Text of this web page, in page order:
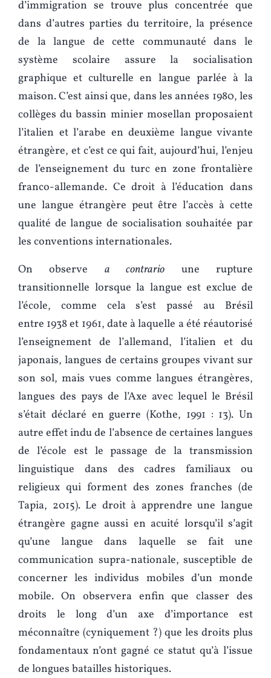
d’immigration se trouve plus concentrée que
dans d’autres parties du territoire, la présence
de la langue de cette communauté dans le
système scolaire assure la socialisation
graphique et culturelle en langue parlée à la
maison. C’est ainsi que, dans les années 1980, les
collèges du bassin minier mosellan proposaient
l’italien et l’arabe en deuxième langue vivante
étrangère, et c’est ce qui fait, aujourd’hui, l’enjeu
de l’enseignement du turc en zone frontalière
franco-allemande. Ce droit à l’éducation dans
une langue étrangère peut être l’accès à cette
qualité de langue de socialisation souhaitée par
les conventions internationales.
On observe a contrario une rupture
transitionnelle lorsque la langue est exclue de
l’école, comme cela s’est passé au Brésil
entre 1938 et 1961, date à laquelle a été réautorisé
l’enseignement de l’allemand, l’italien et du
japonais, langues de certains groupes vivant sur
son sol, mais vues comme langues étrangères,
langues des pays de l’Axe avec lequel le Brésil
s’était déclaré en guerre (Kothe, 1991 : 13). Un
autre effet indu de l’absence de certaines langues
de l’école est le passage de la transmission
linguistique dans des cadres familiaux ou
religieux qui forment des zones franches (de
Tapia, 2015). Le droit à apprendre une langue
étrangère gagne aussi en acuité lorsqu’il s’agit
qu’une langue dans laquelle se fait une
communication supra-nationale, susceptible de
concerner les individus mobiles d’un monde
mobile. On observera enfin que classer des
droits le long d’un axe d’importance est
méconnaître (cyniquement ?) que les droits plus
fondamentaux n’ont gagné ce statut qu’à l’issue
de longues batailles historiques.